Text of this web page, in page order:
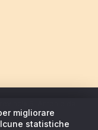
migliorare
statistiche